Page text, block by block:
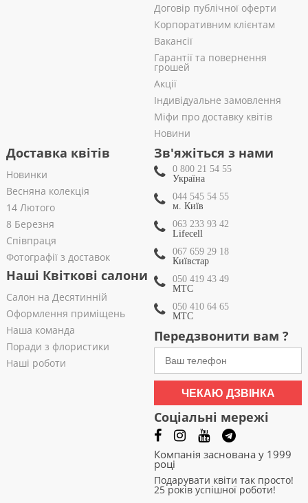
Договір публічної оферти
Корпоративним клієнтам
Вакансії
Гарантії та повернення
грошей
Акції
Індивідуальне замовлення
Міфи про доставку квітів
Новини
Доставка квітів
Новинки
Весняна колекція
14 Лютого
8 Березня
Співпраця
Фотографії з доставок
Наші Квіткові салони
Салон на Десятинній
Оформлення приміщень
Наша команда
Поради з флористики
Наші роботи
Зв'яжіться з нами
0 800 21 54 55
Україна
044 545 54 55
м. Київ
063 233 93 42
Lifecell
067 659 29 18
Київстар
050 419 43 49
МТС
050 410 64 65
МТС
Передзвонити вам ?
ЧЕКАЮ ДЗВІНКА
Соціальні мережі
Компанія заснована у 1999
році
Подарувати квіти так просто!
25 років успішної роботи!